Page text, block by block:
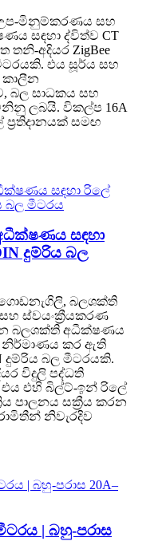
උප-මිනුම්කරණය සහ
සඳහා ද්විත්ව CT
තනි-අදියර ZigBee
එය සූර්ය සහ
කාලීන
​​බල සාධකය සහ
ලබයි. විකල්ප 16A
සමඟ
සඳහා
දුම්රිය බල
ගොඩනැගිලි, බලශක්ති
ස්වයංක්‍රීයකරණ
බලශක්ති අධීක්ෂණය
නිර්මාණය කර ඇති
දුම්රිය බල මීටරයකි.
විදුලි පද්ධති
එහි බිල්ට්-ඉන් රිලේ
පාලනය සක්‍රීය කරන
නිවැරදිව
| බහු-පරාස